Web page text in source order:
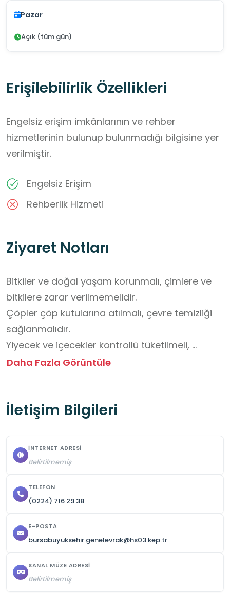
Pazar
Açık (tüm gün)
Erişilebilirlik Özellikleri
Engelsiz erişim imkânlarının ve rehber
hizmetlerinin bulunup bulunmadığı bilgisine yer
verilmiştir.
Engelsiz Erişim
Rehberlik Hizmeti
Ziyaret Notları
Bitkiler ve doğal yaşam korunmalı, çimlere ve
bitkilere zarar verilmemelidir.
Çöpler çöp kutularına atılmalı, çevre temizliği
sağlanmalıdır.
Yiyecek ve içecekler kontrollü tüketilmeli,
artıkları doğaya bırakılmamalıdır.
Daha Fazla Görüntüle
İletişim Bilgileri
İNTERNET ADRESI
Belirtilmemiş
TELEFON
(0224) 716 29 38
E-POSTA
bursabuyuksehir.genelevrak@hs03.kep.tr
SANAL MÜZE ADRESI
Belirtilmemiş